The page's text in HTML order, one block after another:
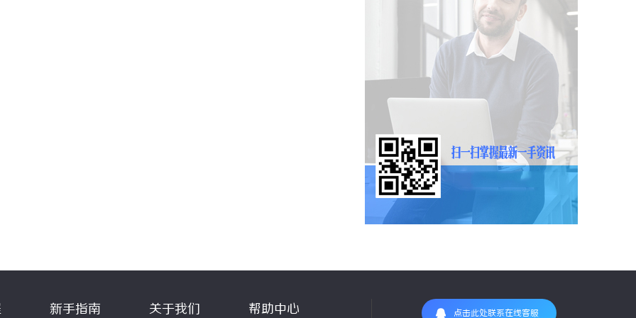
新手指南 关于我们 帮助中心 点击此处联系在线客服